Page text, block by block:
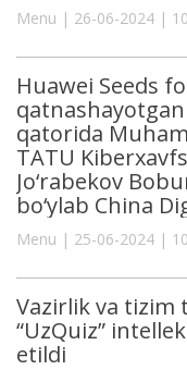
Menu | 26-06-2024 |
Huawei Seeds
qatorida
TATU
Jo‘rabekov
bo‘ylab China
Menu | 25-06-2024 |
Vazirlik va tizim
“UzQuiz”
etildi